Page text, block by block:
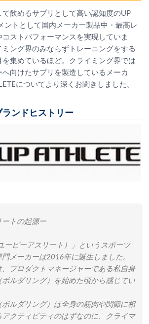
て飲めるサプリとして高い認知度のUP
ントとして国内メーカー製品中・最高レ
ストパフォーマンスを実現していま
ング界のみならずトレーニングをする
集めているほど。クライミング界では
向けたサプリを製造しているメーカ
についてより深くお聞きしました。
ランドヒストリー
ートの起源ー
ユーピーアスリート）」というスポーツ
メーカーは2016年に誕生しました。
プロダクトマネージャーである私自身
ルダリング）を始めた頃から感じてい
ボルダリング）は全身の筋肉や関節に相
アクティビティのはずなのに、クライマ